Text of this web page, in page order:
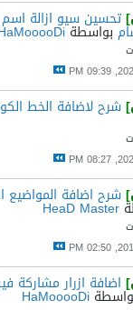
تحسين سيو ازالة
بواسطة
شرح لاضافة الخط
شرح اضافة المواضيع
HeaD Master
اضافة ازرار مشاركة
HaMooooDi